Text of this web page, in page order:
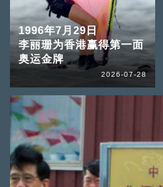
1996年7月29日
李丽珊为香港赢得第一面
奥运金牌
2026-07-28